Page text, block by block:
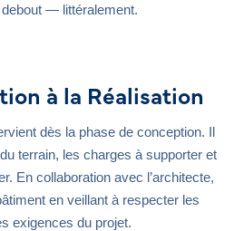
— littéralement.
à la Réalisation
dès la phase de conception. Il
terrain, les charges à supporter et
En collaboration avec l’architecte,
en veillant à respecter les
exigences du projet.